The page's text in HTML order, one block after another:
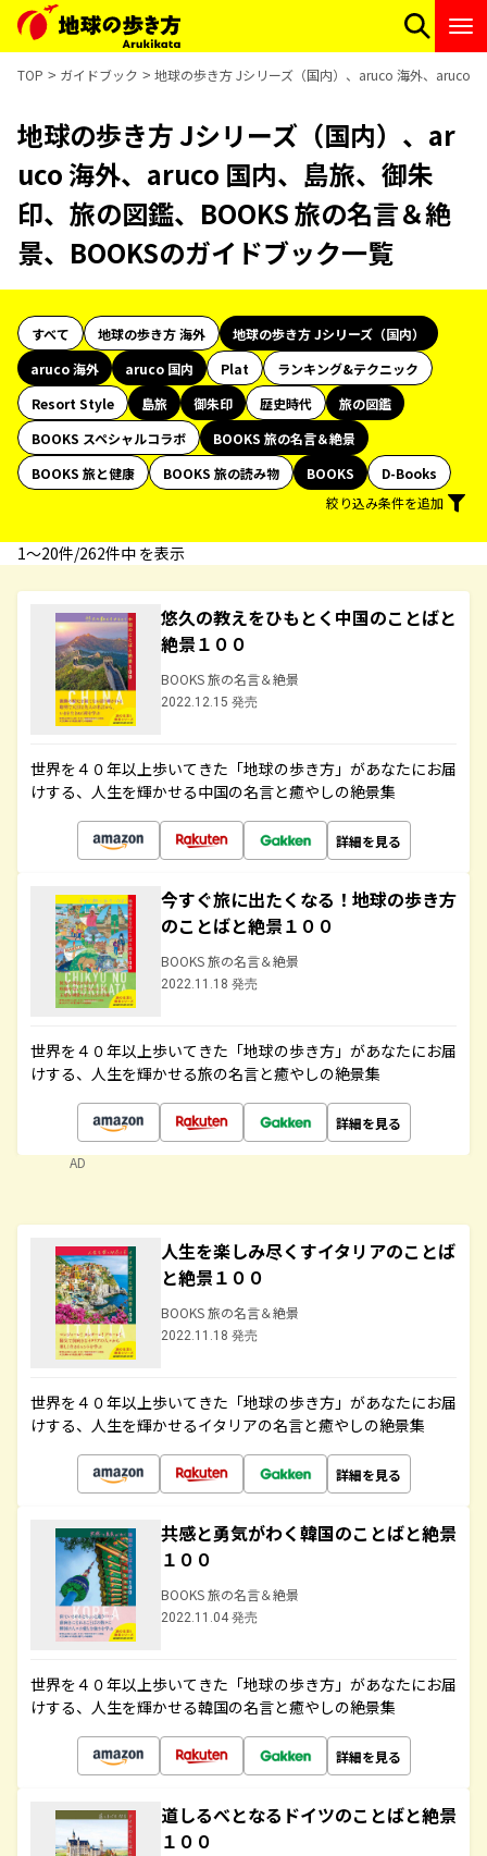
TOP ガイドブック 地球の歩き方 Jシリーズ（国内）、aruco 海外、aruco
地球の歩き方 Jシリーズ（国内）、ar
uco 海外、aruco 国内、島旅、御朱
印、旅の図鑑、BOOKS 旅の名言＆絶
景、BOOKSのガイドブック一覧
すべて 地球の歩き方 海外
地球の歩き方 Jシリーズ（国内）
aruco 海外
aruco 国内 Plat
ランキング&テクニック
Resort Style
島旅 御朱印 歴史時代
旅の図鑑
BOOKS スペシャルコラボ
BOOKS 旅の名言＆絶景
BOOKS 旅と健康
BOOKS 旅の読み物 BOOKS
D-Books
絞り込み条件を追加
1〜20件/262件中 を表示
悠久の教えをひもとく中国のことばと
絶景１００
BOOKS 旅の名言＆絶景
2022.12.15 発売
世界を４０年以上歩いてきた「地球の歩き方」があなたにお届
けする、人生を輝かせる中国の名言と癒やしの絶景集
詳細を見る
今すぐ旅に出たくなる！地球の歩き方
のことばと絶景１００
BOOKS 旅の名言＆絶景
2022.11.18 発売
世界を４０年以上歩いてきた「地球の歩き方」があなたにお届
けする、人生を輝かせる旅の名言と癒やしの絶景集
詳細を見る
AD
人生を楽しみ尽くすイタリアのことば
と絶景１００
BOOKS 旅の名言＆絶景
2022.11.18 発売
世界を４０年以上歩いてきた「地球の歩き方」があなたにお届
けする、人生を輝かせるイタリアの名言と癒やしの絶景集
詳細を見る
共感と勇気がわく韓国のことばと絶景
１００
BOOKS 旅の名言＆絶景
2022.11.04 発売
世界を４０年以上歩いてきた「地球の歩き方」があなたにお届
けする、人生を輝かせる韓国の名言と癒やしの絶景集
詳細を見る
道しるべとなるドイツのことばと絶景
１００